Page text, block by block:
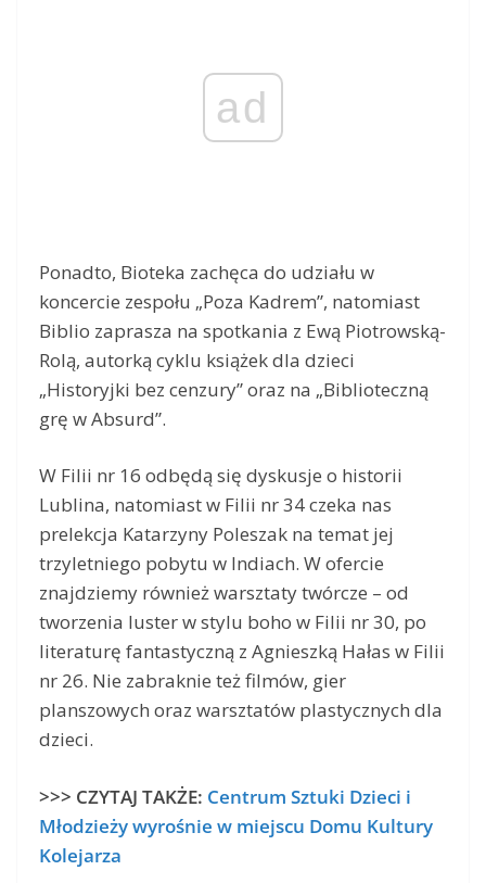
ad
Ponadto, Bioteka zachęca do udziału w
koncercie zespołu „Poza Kadrem”, natomiast
Biblio zaprasza na spotkania z Ewą Piotrowską-
Rolą, autorką cyklu książek dla dzieci
„Historyjki bez cenzury” oraz na „Biblioteczną
grę w Absurd”.
W Filii nr 16 odbędą się dyskusje o historii
Lublina, natomiast w Filii nr 34 czeka nas
prelekcja Katarzyny Poleszak na temat jej
trzyletniego pobytu w Indiach. W ofercie
znajdziemy również warsztaty twórcze – od
tworzenia luster w stylu boho w Filii nr 30, po
literaturę fantastyczną z Agnieszką Hałas w Filii
nr 26. Nie zabraknie też filmów, gier
planszowych oraz warsztatów plastycznych dla
dzieci.
>>> CZYTAJ TAKŻE: Centrum Sztuki Dzieci i
Młodzieży wyrośnie w miejscu Domu Kultury
Kolejarza